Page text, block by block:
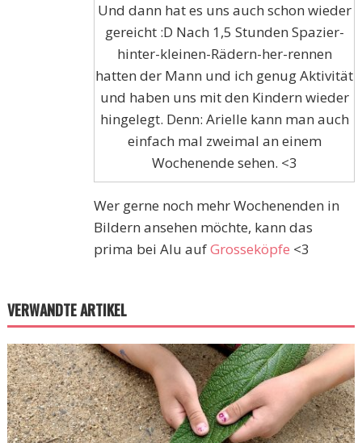
Und dann hat es uns auch schon wieder
gereicht :D Nach 1,5 Stunden Spazier-
hinter-kleinen-Rädern-her-rennen
hatten der Mann und ich genug Aktivität
und haben uns mit den Kindern wieder
hingelegt. Denn: Arielle kann man auch
einfach mal zweimal an einem
Wochenende sehen. <3
Wer gerne noch mehr Wochenenden in
Bildern ansehen möchte, kann das
prima bei Alu aufGrosseköpfe <3
VERWANDTE ARTIKEL